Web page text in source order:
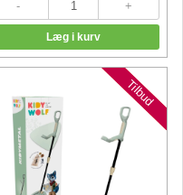
Nyheder
Tilbud